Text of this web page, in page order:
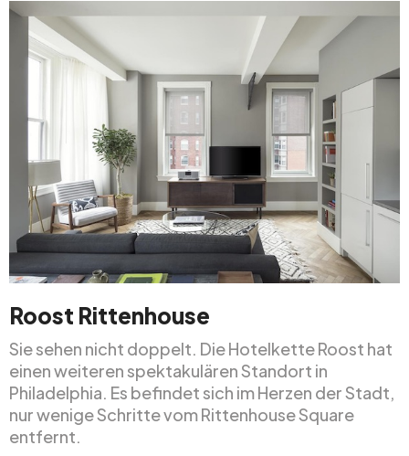
Roost Rittenhouse
Sie sehen nicht doppelt. Die Hotelkette Roost hat
einen weiteren spektakulären Standort in
Philadelphia. Es befindet sich im Herzen der Stadt,
nur wenige Schritte vom Rittenhouse Square
entfernt.